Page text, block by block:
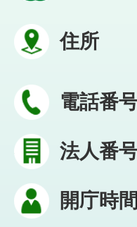
住所
電話番
法人番
開庁時間